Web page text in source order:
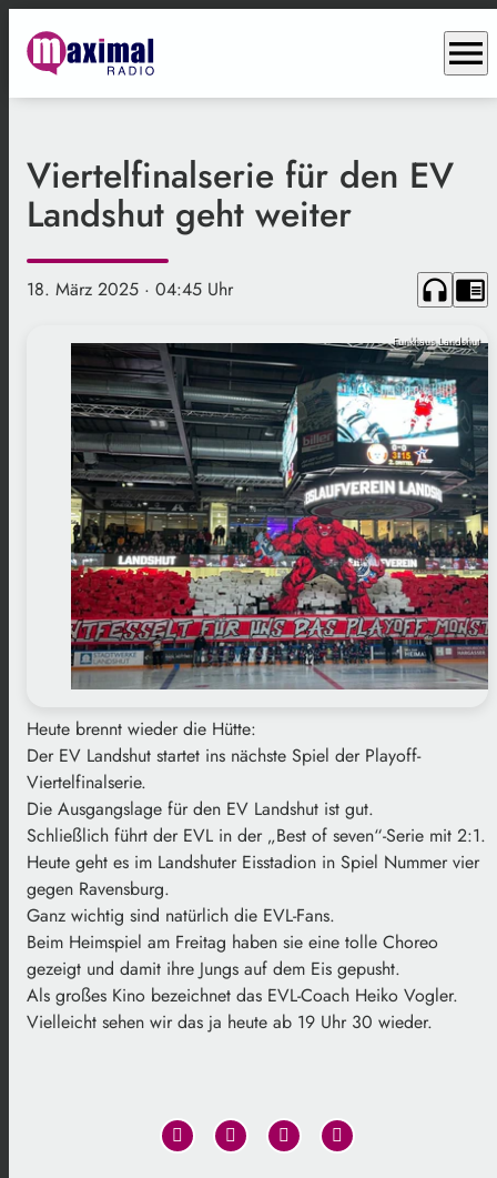
menu
Viertelfinalserie für den EV
Landshut geht weiter
18. März 2025 · 04:45 Uhr headphones chrome_reader_mode
Funkhaus Landshut
Heute brennt wieder die Hütte:
Der EV Landshut startet ins nächste Spiel der Playoff-
Viertelfinalserie.
Die Ausgangslage für den EV Landshut ist gut.
Schließlich führt der EVL in der „Best of seven“-Serie mit 2:1.
Heute geht es im Landshuter Eisstadion in Spiel Nummer vier
gegen Ravensburg.
Ganz wichtig sind natürlich die EVL-Fans.
Beim Heimspiel am Freitag haben sie eine tolle Choreo
gezeigt und damit ihre Jungs auf dem Eis gepusht.
Als großes Kino bezeichnet das EVL-Coach Heiko Vogler.
Vielleicht sehen wir das ja heute ab 19 Uhr 30 wieder.